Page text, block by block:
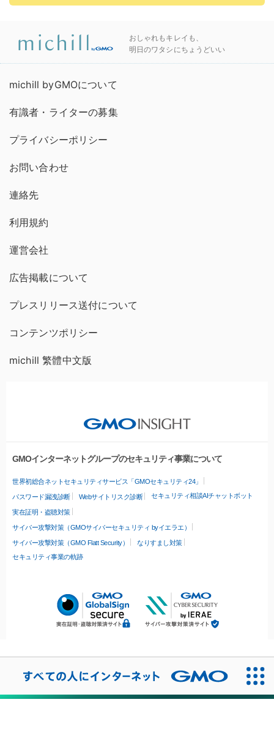
おしゃれもキレイも、
明日のワタシにちょうどいい
michill byGMOについて
有識者・ライターの募集
プライバシーポリシー
お問い合わせ
連絡先
利用規約
運営会社
広告掲載について
プレスリリース送付について
コンテンツポリシー
michill 繁體中文版
GMOインターネットグループのセキュリティ事業について
世界初総合ネットセキュリティサービス「GMOセキュリティ24」
パスワード漏洩診断 Webサイトリスク診断 セキュリティ相談AIチャットボット
実在証明・盗聴対策
サイバー攻撃対策（GMOサイバーセキュリティ byイエラエ）
サイバー攻撃対策（GMO Flatt Security）
なりすまし対策
セキュリティ事業の軌跡